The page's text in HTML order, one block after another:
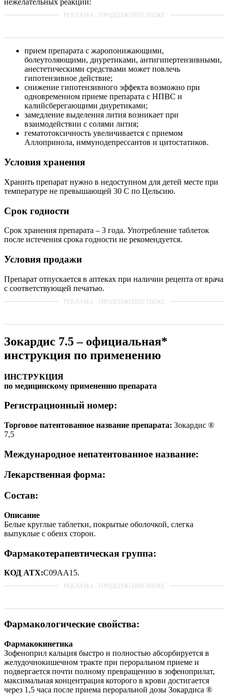
нежелательных реакций:
прием препарата с жаропонижающими,
болеутоляющими, диуретиками, антигипертензивными,
анестетическими средствами может повлечь
гипотензивное действие;
снижение гипотензивного эффекта возможно при
одновременном приеме препарата с НПВС и
калийсберегающими диуретиками;
замедление выделения лития возникает при
взаимодействии с солями лития;
гематотоксичность увеличивается с приемом
Аллопринола, иммунодепрессантов и цитостатиков.
Условия хранения
Хранить препарат нужно в недоступном для детей месте при
температуре не превышающей 30 С по Цельсию.
Срок годности
Срок хранения препарата – 3 года. Употребление таблеток
после истечения срока годности не рекомендуется.
Условия продажи
Препарат отпускается в аптеках при наличии рецепта от врача
с соответствующей печатью.
Зокардис 7.5 – официальная*
инструкция по применению
ИНСТРУКЦИЯ
по медицинскому применению препарата
Регистрационный номер:
Торговое патентованное название препарата: Зокардис ®
7,5
Международное непатентованное название:
Лекарственная форма:
Состав:
Описание
Белые круглые таблетки, покрытые оболочкой, слегка
выпуклые с обеих сторон.
Фармакотерапевтическая группа:
КОД АТХ:С09АА15.
Фармакологические свойства:
Фармакокинетика
Зофеноприл кальция быстро и полностью абсорбируется в
желудочнокишечном тракте при пероральном приеме и
подвергается почти полному превращению в зофеноприлат,
максимальная концентрация которого в крови достигается
через 1,5 часа после приема пероральной дозы Зокардиса ®